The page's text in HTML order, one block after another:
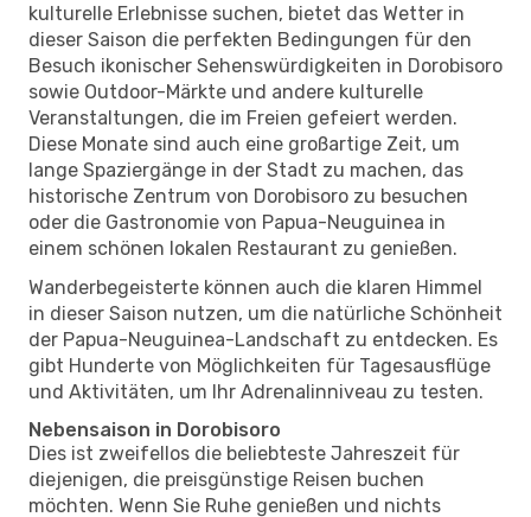
kulturelle Erlebnisse suchen, bietet das Wetter in
dieser Saison die perfekten Bedingungen für den
Besuch ikonischer Sehenswürdigkeiten in Dorobisoro
sowie Outdoor-Märkte und andere kulturelle
Veranstaltungen, die im Freien gefeiert werden.
Diese Monate sind auch eine großartige Zeit, um
lange Spaziergänge in der Stadt zu machen, das
historische Zentrum von Dorobisoro zu besuchen
oder die Gastronomie von Papua-Neuguinea in
einem schönen lokalen Restaurant zu genießen.
Wanderbegeisterte können auch die klaren Himmel
in dieser Saison nutzen, um die natürliche Schönheit
der Papua-Neuguinea-Landschaft zu entdecken. Es
gibt Hunderte von Möglichkeiten für Tagesausflüge
und Aktivitäten, um Ihr Adrenalinniveau zu testen.
Nebensaison in Dorobisoro
Dies ist zweifellos die beliebteste Jahreszeit für
diejenigen, die preisgünstige Reisen buchen
möchten. Wenn Sie Ruhe genießen und nichts